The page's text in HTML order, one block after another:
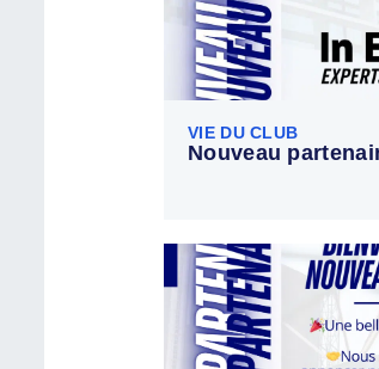
VIE DU CLUB
Nouveau